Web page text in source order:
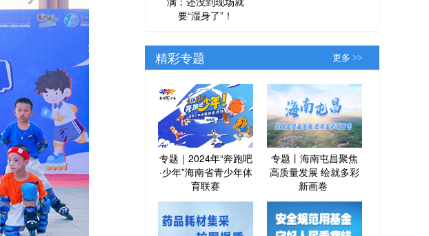
要“湿身了”！
精彩专题 更多 >>
专题｜2024年“奔跑吧
·少年”海南省青少年体
育联赛
专题丨海南屯昌聚焦
高质量发展 绘就多彩
新画卷